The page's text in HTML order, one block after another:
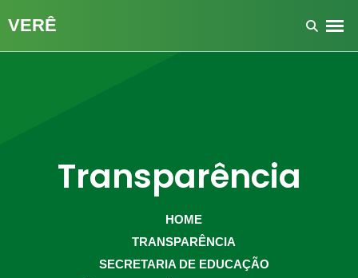
Transparência
HOME
TRANSPARÊNCIA
SECRETARIA DE EDUCAÇÃO